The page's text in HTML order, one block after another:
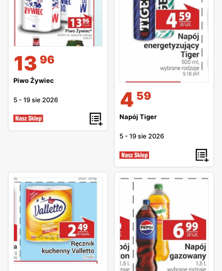
13 96
Piwo Żywiec
5 -19 sie 2026 4 59
Napój Tiger
5 -19 sie 2026